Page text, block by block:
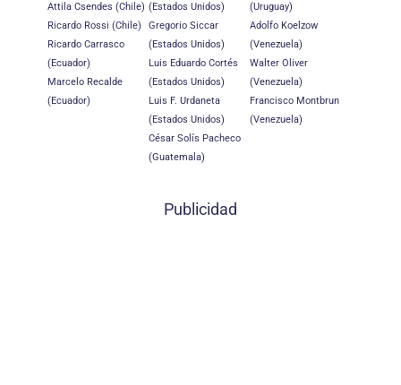
Attila Csendes (Chile)
Ricardo Rossi (Chile)
Ricardo Carrasco
(Ecuador)
Marcelo Recalde
(Ecuador)
(Estados Unidos)
Gregorio Siccar
(Estados Unidos)
Luis Eduardo Cortés
(Estados Unidos)
Luis F. Urdaneta
(Estados Unidos)
César Solís Pacheco
(Guatemala)
(Uruguay)
Adolfo Koelzow
(Venezuela)
Walter Oliver
(Venezuela)
Francisco Montbrun
(Venezuela)
Publicidad